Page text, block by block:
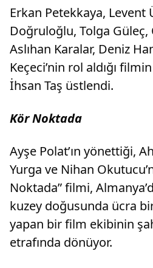
Erkan Petekkaya, Levent
Doğruloğlu, Tolga Güleç,
Aslıhan Karalar, Deniz
Keçeci’nin rol aldığı
İhsan Taş üstlendi.
Kör Noktada
Ayşe Polat’ın yönettiği,
Yurga ve Nihan
Noktada” filmi,
kuzey doğusunda ücra
yapan bir film ekibinin
etrafında dönüyor.